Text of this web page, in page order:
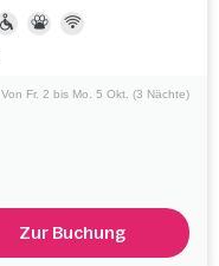
Von Fr. 2 bis Mo. 5 Okt. (3 Nächte)
Zur Buchung